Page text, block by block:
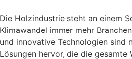
Die Holzindustrie steht an einem
Klimawandel immer mehr
und innovative Technologien sind
Lösungen hervor, die die